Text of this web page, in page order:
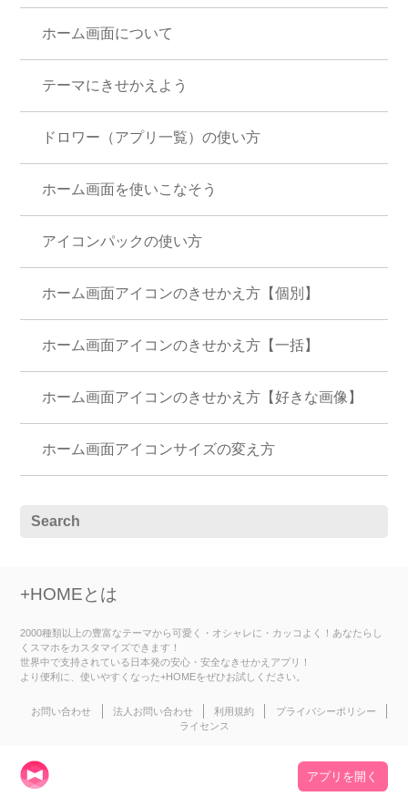
ホーム画面について
テーマにきせかえよう
ドロワー（アプリ一覧）の使い方
ホーム画面を使いこなそう
アイコンパックの使い方
ホーム画面アイコンのきせかえ方【個別】
ホーム画面アイコンのきせかえ方【一括】
ホーム画面アイコンのきせかえ方【好きな画像】
ホーム画面アイコンサイズの変え方
+HOMEとは
2000種類以上の豊富なテーマから可愛く・オシャレに・カッコよく！あなたらし
くスマホをカスタマイズできます！
世界中で支持されている日本発の安心・安全なきせかえアプリ！
より便利に、使いやすくなった+HOMEをぜひお試しください。
お問い合わせ 法人お問い合わせ 利用規約
プライバシーポリシー
ライセンス
アプリを開く